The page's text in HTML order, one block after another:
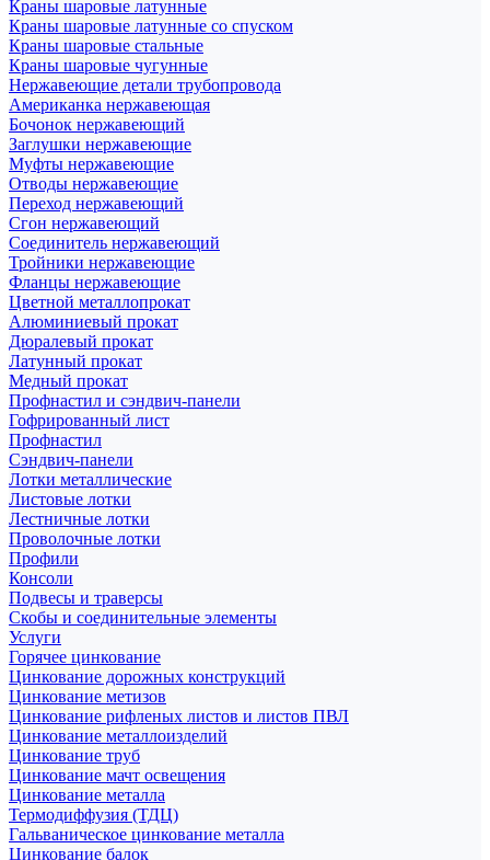
Краны шаровые латунные
Краны шаровые латунные со спуском
Краны шаровые стальные
Краны шаровые чугунные
Нержавеющие детали трубопровода
Американка нержавеющая
Бочонок нержавеющий
Заглушки нержавеющие
Муфты нержавеющие
Отводы нержавеющие
Переход нержавеющий
Сгон нержавеющий
Соединитель нержавеющий
Тройники нержавеющие
Фланцы нержавеющие
Цветной металлопрокат
Алюминиевый прокат
Дюралевый прокат
Латунный прокат
Медный прокат
Профнастил и сэндвич-панели
Гофрированный лист
Профнастил
Сэндвич-панели
Лотки металлические
Листовые лотки
Лестничные лотки
Проволочные лотки
Профили
Консоли
Подвесы и траверсы
Скобы и соединительные элементы
Услуги
Горячее цинкование
Цинкование дорожных конструкций
Цинкование метизов
Цинкование рифленых листов и листов ПВЛ
Цинкование металлоизделий
Цинкование труб
Цинкование мачт освещения
Цинкование металла
Термодиффузия (ТДЦ)
Гальваническое цинкование металла
Цинкование балок